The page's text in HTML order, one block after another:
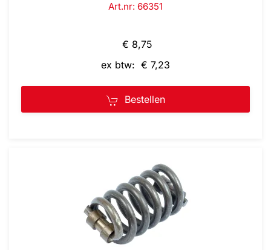
Art.nr: 66351
€ 8,75
ex btw: € 7,23
Bestellen